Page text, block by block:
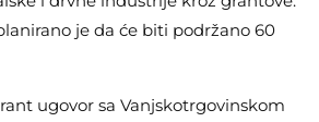
je da će biti podržano 60
ugovor sa Vanjskotrgovinskom